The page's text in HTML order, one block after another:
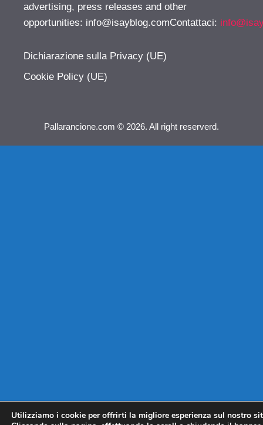
advertising, press releases and other
opportunities: info@isayblog.comContattaci:
Dichiarazione sulla Privacy (UE)
Cookie Policy (UE)
Pallarancione.com © 2026. All right reserverd.
Utilizziamo i cookie per offrirti la migliore esperienza sul nostro